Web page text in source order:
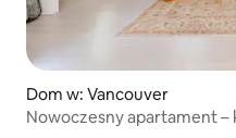
Dom w: Vancouver
Nowoczesny apartament